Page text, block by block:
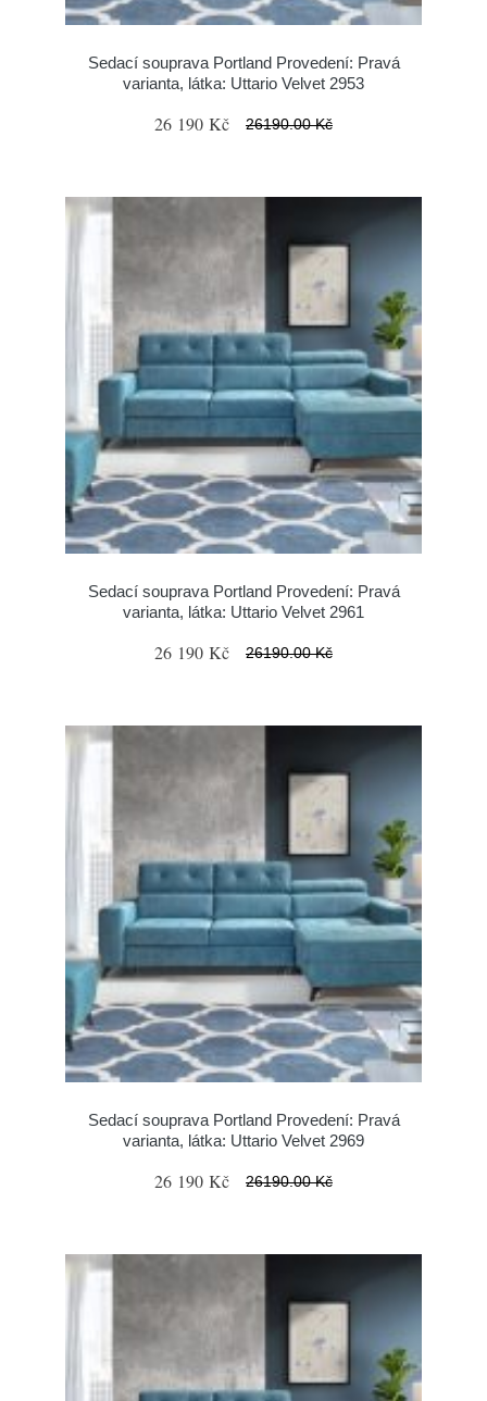
Sedací souprava Portland Provedení: Pravá
varianta, látka: Uttario Velvet 2953
26 190 Kč 26190.00 Kč
Sedací souprava Portland Provedení: Pravá
varianta, látka: Uttario Velvet 2961
26 190 Kč 26190.00 Kč
Sedací souprava Portland Provedení: Pravá
varianta, látka: Uttario Velvet 2969
26 190 Kč 26190.00 Kč